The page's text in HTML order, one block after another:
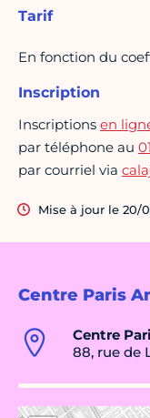
Centre Paris
Centre
88, rue de
Tarif
En fonction du
Inscription
Inscriptions en
par téléphone au
par courriel via
Mise à jour le 20/